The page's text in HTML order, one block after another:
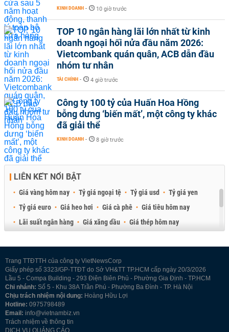
KINH DOANH - 10 giờ trước
TOP 10 ngân hàng lãi lớn nhất từ kinh
doanh ngoại hối nửa đầu năm 2026:
Vietcombank quán quân, ACB dẫn đầu
nhóm tư nhân
TÀI CHÍNH - 4 giờ trước
Công ty 100 tỷ của Huấn Hoa Hồng
bỗng dưng ‘biến mất’, một công ty khác
đã giải thể
KINH DOANH - 8 giờ trước
LIÊN KẾT NỔI BẬT
Giá vàng hôm nay Tỷ giá ngoại tệ Tỷ giá usd
Tỷ giá yen
Tỷ giá euro
Giá heo hơi Giá cà phê
Giá tiêu hôm nay
Lãi suất ngân hàng
Giá xăng dầu
Giá thép hôm nay
Trang TTĐTTH của công ty VietNewsCorp
Giấy phép số 3323/GP-TTĐT do Sở VH&TT TP.HCM cấp ngày 20/3/2026
Lầu 5 - Compa Building - 293 Điện Biên Phủ - Phường Gia Định - TP.HCM
Chi nhánh: Số 5 - Khu 38A Trần Phú - Phường Ba Đình - TP. Hà Nội
Chịu trách nhiệm nội dung: Hoàng Hữu Lợi
Hotline: 0975798489
Email: info@vietnambiz.vn
Trách nhiệm về thông tin
DỊCH VỤ QUẢNG CÁO